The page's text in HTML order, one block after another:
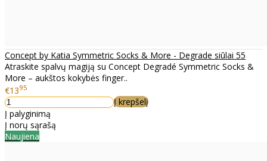
Concept by Katia Symmetric Socks & More - Degrade siūlai 55
Atraskite spalvų magiją su Concept Degradé Symmetric Socks &
More – aukštos kokybės finger..
€1395
Į krepšelį
Į palyginimą
Į norų sąrašą
Naujiena